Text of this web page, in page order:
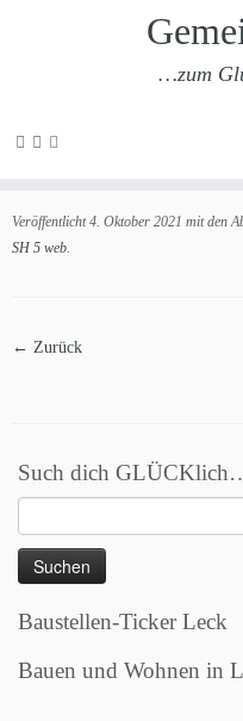
Zum
…zum
Veröffentlicht 4. Oktober 2021 mit den
SH 5 web.
← Zurück
Such dich
nach:
Baustellen-Ticker Leck
Bauen und Wohnen in